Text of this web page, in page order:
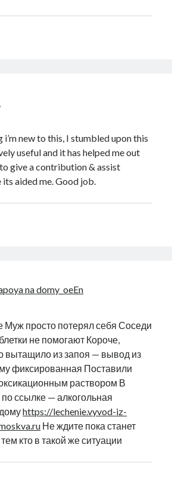
new to this, I stumbled upon this
useful and it has helped me out
give a contribution & assist
aided me. Good job.
na domy_oeEn
Муж просто потерял себя Соседи
не помогают Короче,
вытащило из запоя — вывод из
фиксированная Поставили
раствором В
ссылке — алкогольная
домуhttps://lechenie.vyvod-iz-
Не ждите пока станет
кто в такой же ситуации